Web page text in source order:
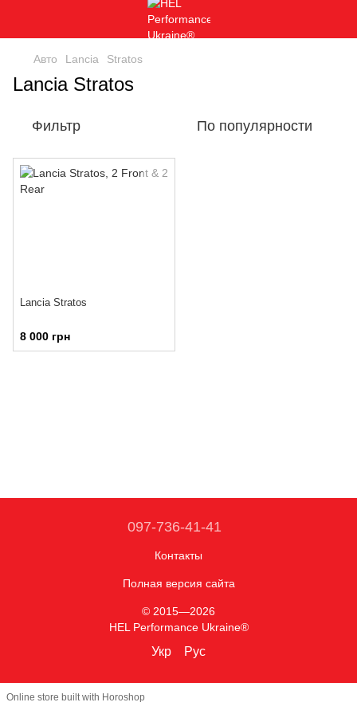
Авто Lancia Stratos
Lancia Stratos
Фильтр По популярности
Lancia Stratos
8 000 грн
097-736-41-41
Контакты
Полная версия сайта
© 2015—2026
HEL Performance Ukraine®
Укр Рус
Online store built with Horoshop